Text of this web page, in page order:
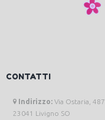
CONTATTI
Indirizzo: Via Ostaria, 487
23041 Livigno SO